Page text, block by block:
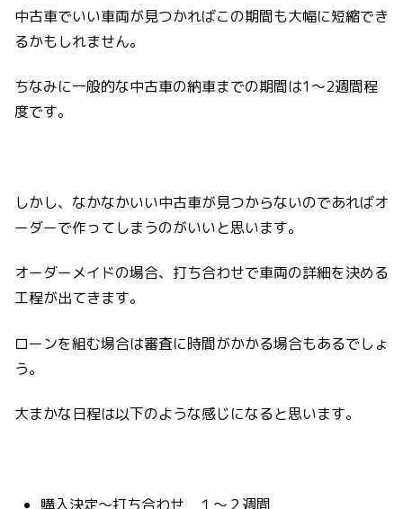
中古車でいい車両が見つかればこの期間も大幅に短縮でき
るかもしれません。
ちなみに一般的な中古車の納車までの期間は1〜2週間程
度です。
しかし、なかなかいい中古車が見つからないのであればオ
ーダーで作ってしまうのがいいと思います。
オーダーメイドの場合、打ち合わせで車両の詳細を決める
工程が出てきます。
ローンを組む場合は審査に時間がかかる場合もあるでしょ
う。
大まかな日程は以下のような感じになると思います。
購入決定〜打ち合わせ １〜２週間